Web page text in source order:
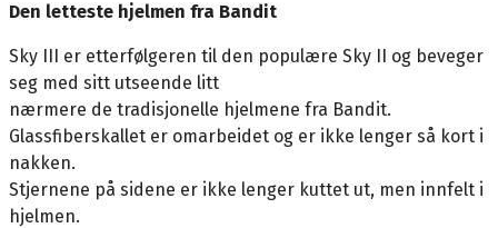
Den letteste hjelmen fra Bandit
Sky III er etterfølgeren til den populære Sky II og beveger
seg med sitt utseende litt
nærmere de tradisjonelle hjelmene fra Bandit.
Glassfiberskallet er omarbeidet og er ikke lenger så kort i
nakken.
Stjernene på sidene er ikke lenger kuttet ut, men innfelt i
hjelmen.